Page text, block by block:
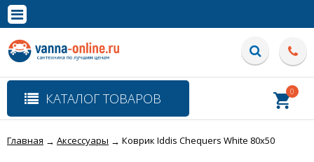
Полная версия сайта
КАТАЛОГ ТОВАРОВ 0
Главная → Аксессуары → Коврик Iddis Chequers White 80x50